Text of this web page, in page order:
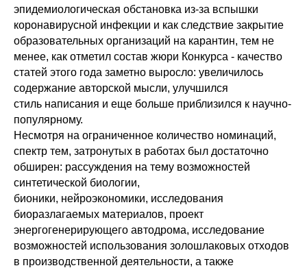
эпидемиологическая обстановка из-за вспышки
коронавирусной инфекции и как следствие закрытие
образовательных организаций на карантин, тем не
менее, как отметил состав жюри Конкурса - качество
статей этого года заметно выросло: увеличилось
содержание авторской мысли, улучшился
стиль написания и еще больше приблизился к научно-
популярному.
Несмотря на ограниченное количество номинаций,
спектр тем, затронутых в работах был достаточно
обширен: рассуждения на тему возможностей
синтетической биологии,
бионики, нейроэкономики, исследования
биоразлагаемых материалов, проект
энергогенерирующего автодрома, исследование
возможностей использования золошлаковых отходов
в производственной деятельности, а также